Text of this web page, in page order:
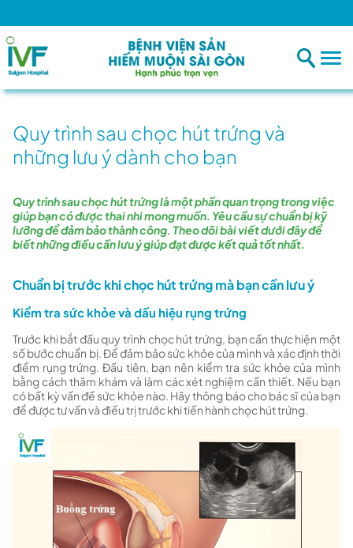
Quy trình sau chọc hút trứng và
những lưu ý dành cho bạn
Quy trình sau chọc hút trứng là một phần quan trọng trong việc
giúp bạn có được thai nhi mong muốn. Yêu cầu sự chuẩn bị kỹ
lưỡng để đảm bảo thành công. Theo dõi bài viết dưới đây để
biết những điều cần lưu ý giúp đạt được kết quả tốt nhất.
Chuẩn bị trước khi chọc hút trứng mà bạn cần lưu ý
Kiểm tra sức khỏe và dấu hiệu rụng trứng
Trước khi bắt đầu quy trình chọc hút trứng, bạn cần thực hiện một
số bước chuẩn bị. Để đảm bảo sức khỏe của mình và xác định thời
điểm rụng trứng. Đầu tiên, bạn nên kiểm tra sức khỏe của mình
bằng cách thăm khám và làm các xét nghiệm cần thiết. Nếu bạn
có bất kỳ vấn đề sức khỏe nào. Hãy thông báo cho bác sĩ của bạn
để được tư vấn và điều trị trước khi tiến hành chọc hút trứng.